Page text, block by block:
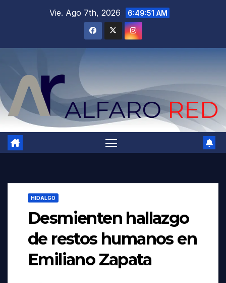
Vie. Ago 7th, 2026 6:49:52 AM
HIDALGO
Desmienten hallazgo
de restos humanos en
Emiliano Zapata